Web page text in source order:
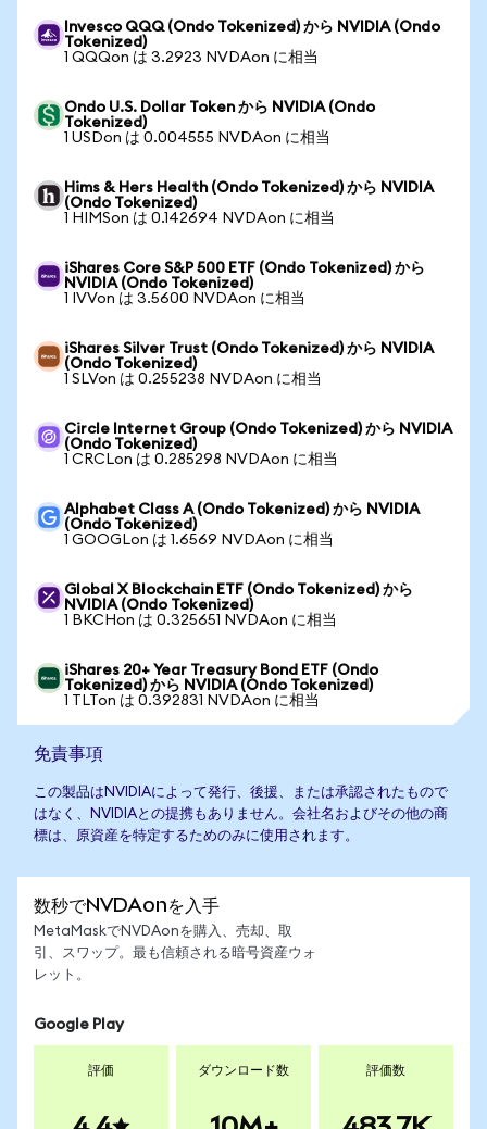
Invesco QQQ (Ondo Tokenized) から NVIDIA (Ondo
Tokenized)
1 QQQon は 3.2923 NVDAon に相当
Ondo U.S. Dollar Token から NVIDIA (Ondo
Tokenized)
1 USDon は 0.004555 NVDAon に相当
Hims & Hers Health (Ondo Tokenized) から NVIDIA
(Ondo Tokenized)
1 HIMSon は 0.142694 NVDAon に相当
iShares Core S&P 500 ETF (Ondo Tokenized) から
NVIDIA (Ondo Tokenized)
1 IVVon は 3.5600 NVDAon に相当
iShares Silver Trust (Ondo Tokenized) から NVIDIA
(Ondo Tokenized)
1 SLVon は 0.255238 NVDAon に相当
Circle Internet Group (Ondo Tokenized) から NVIDIA
(Ondo Tokenized)
1 CRCLon は 0.285298 NVDAon に相当
Alphabet Class A (Ondo Tokenized) から NVIDIA
(Ondo Tokenized)
1 GOOGLon は 1.6569 NVDAon に相当
Global X Blockchain ETF (Ondo Tokenized) から
NVIDIA (Ondo Tokenized)
1 BKCHon は 0.325651 NVDAon に相当
iShares 20+ Year Treasury Bond ETF (Ondo
Tokenized) から NVIDIA (Ondo Tokenized)
1 TLTon は 0.392831 NVDAon に相当
免責事項
この製品はNVIDIAによって発行、後援、または承認されたもので
はなく、NVIDIAとの提携もありません。会社名およびその他の商
標は、原資産を特定するためのみに使用されます。
数秒でNVDAonを入手
MetaMaskでNVDAonを購入、売却、取
引、スワップ。最も信頼される暗号資産ウォ
レット。
Google Play
評価 ダウンロード数 評価数